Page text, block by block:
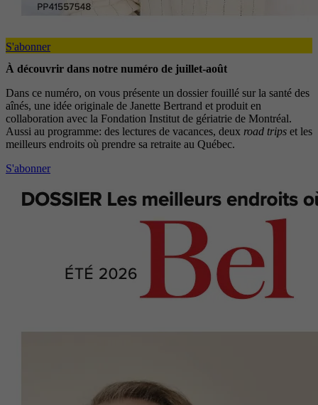
S'abonner
À découvrir dans notre numéro de juillet-août
Dans ce numéro, on vous présente un dossier fouillé sur la santé des
aînés, une idée originale de Janette Bertrand et produit en
collaboration avec la Fondation Institut de gériatrie de Montréal.
Aussi au programme: des lectures de vacances, deux road trips et les
meilleurs endroits où prendre sa retraite au Québec.
S'abonner